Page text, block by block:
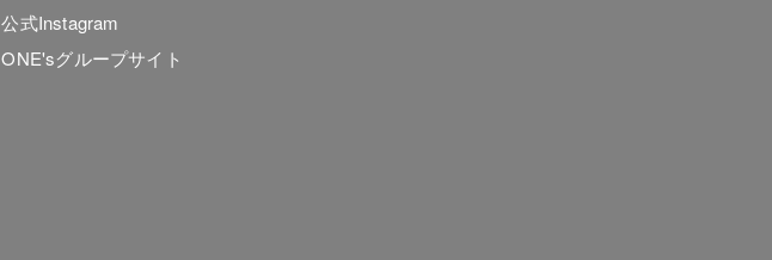
公式Instagram
ONE'sグループサイト